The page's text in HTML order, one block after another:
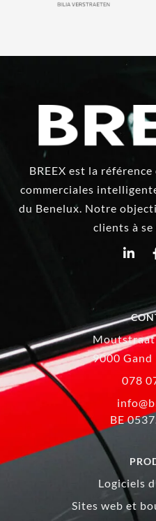
BREEX est la
commerciales
du Benelux. Notre
clients à
Moutstraat
9000 Gand
078
BE
Logiciels
Sites web et